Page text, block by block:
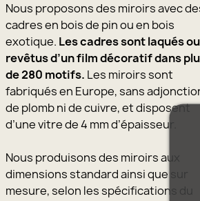
Nous proposons des miroirs avec
cadres en bois de pin ou en bois
exotique. Les cadres sont laqués ou
revêtus d’un film décoratif dans
de 280 motifs. Les miroirs sont
fabriqués en Europe, sans
de plomb ni de cuivre, et disposent
d’une vitre de 4 mm d’épaisseur.
Nous produisons des miroirs aux
dimensions standard ainsi que sur
mesure, selon les spécifications du